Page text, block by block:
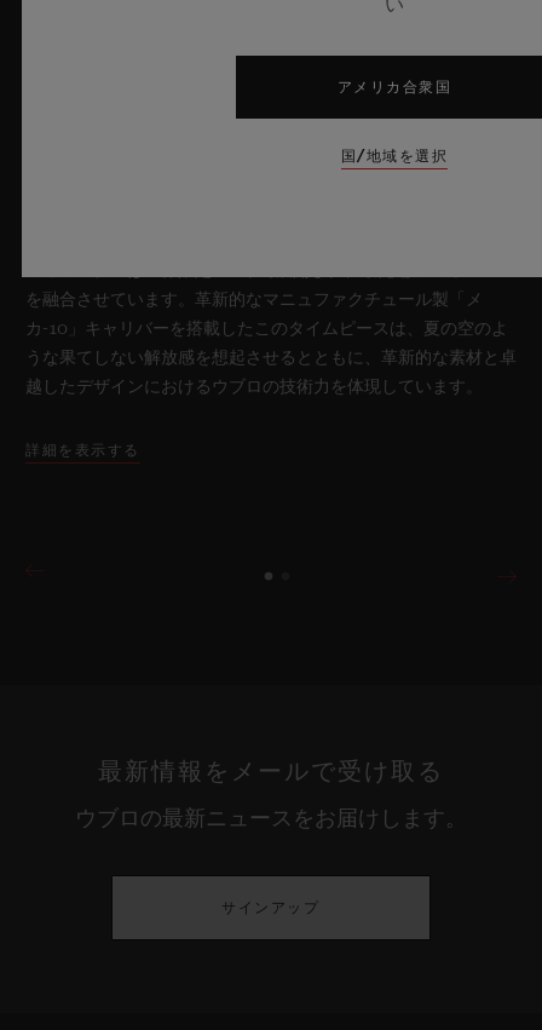
ビッグ・バン サファイア スカイブルー
2026年7月8日、スイス・ニヨン – サファイアクリスタルにおい
を融合させています。革新的なマニュファクチュール製「メ
カ-10」キャリバーを搭載したこのタイムピースは、夏の空のよ
うな果てしない解放感を想起させるとともに、革新的な素材と卓
越したデザインにおけるウブロの技術力を体現しています。
詳細を表示する
最新情報をメールで受け取る
ウブロの最新ニュースをお届けします。
サインアップ
アメリカ合衆国
国/地域を選択